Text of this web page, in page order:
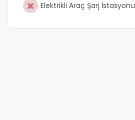
Elektrikli Araç Şarj İstasyonu